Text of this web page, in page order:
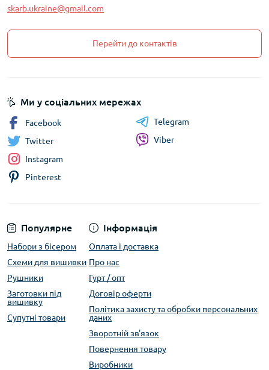
skarb.ukraine@gmail.com
Перейти до контактів
Популярне
Набори з бісером
Схеми для вишивки
Рушники
Заготовки під
вишивку
Супутні товари
Інформація
Оплата і доставка
Про нас
Гурт / опт
Договір оферти
Політика захисту та обробки персональних
даних
Зворотній зв'язок
Повернення товару
Виробники
Ми у соціальних мережах
Facebook
Twitter
Instagram
Pinterest
Telegram
Viber